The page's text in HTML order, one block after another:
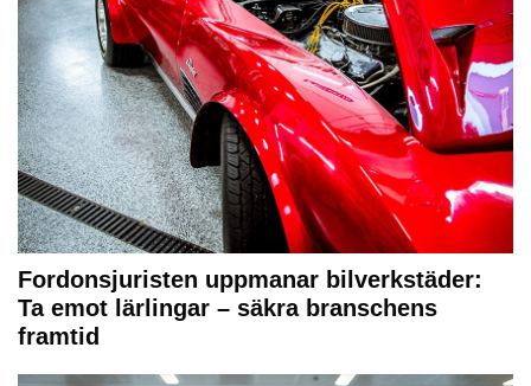
Fordonsjuristen uppmanar bilverkstäder:
Ta emot lärlingar – säkra branschens
framtid